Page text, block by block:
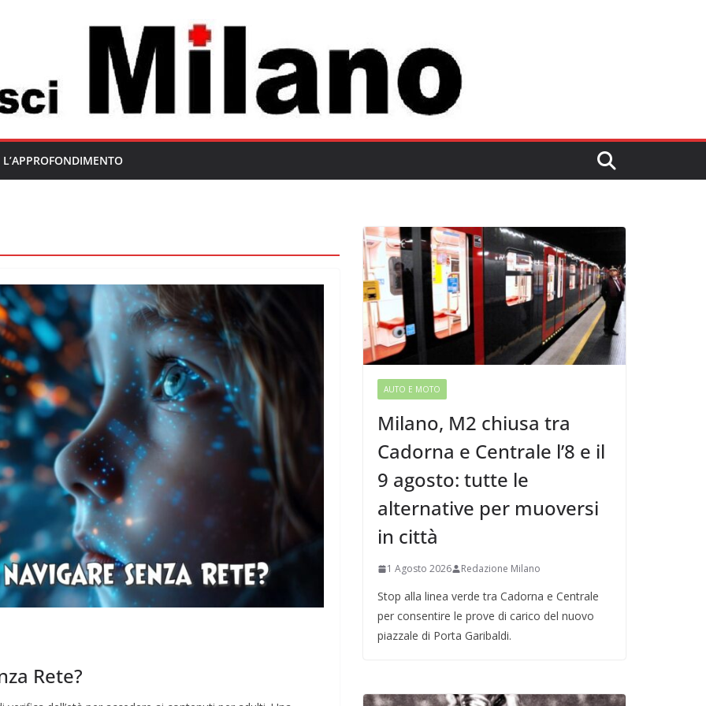
L’APPROFONDIMENTO
Rete?
AUTO E MOTO
Milano, M2 chiusa tra
Cadorna e Centrale l’8 e il
9 agosto: tutte le
alternative per muoversi
in città
1 Agosto 2026 Redazione Milano
Stop alla linea verde tra Cadorna e Centrale
per consentire le prove di carico del nuovo
piazzale di Porta Garibaldi.